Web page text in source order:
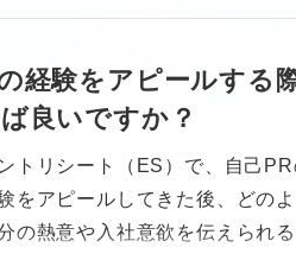
経験をアピールする
良いですか？
トリシート（ES）で、自己
をアピールしてきた後、どの
の熱意や入社意欲を伝えられ